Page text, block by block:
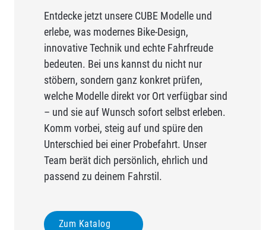
Entdecke jetzt unsere CUBE Modelle und
erlebe, was modernes Bike-Design,
innovative Technik und echte Fahrfreude
bedeuten. Bei uns kannst du nicht nur
stöbern, sondern ganz konkret prüfen,
welche Modelle direkt vor Ort verfügbar sind
– und sie auf Wunsch sofort selbst erleben.
Komm vorbei, steig auf und spüre den
Unterschied bei einer Probefahrt. Unser
Team berät dich persönlich, ehrlich und
passend zu deinem Fahrstil.
Zum Katalog